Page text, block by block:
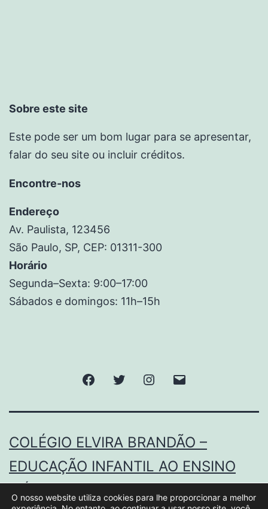
Sobre este site
Este pode ser um bom lugar para se apresentar,
falar do seu site ou incluir créditos.
Encontre-nos
Endereço
Av. Paulista, 123456
São Paulo, SP, CEP: 01311-300
Horário
Segunda–Sexta: 9:00–17:00
Sábados e domingos: 11h–15h
COLÉGIO ELVIRA BRANDÃO –
EDUCAÇÃO INFANTIL AO ENSINO
MÉDIO.
O nosso website utiliza cookies para lhe proporcionar a melhor